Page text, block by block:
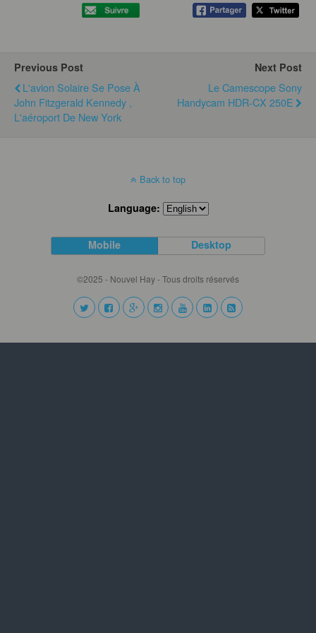
Previous Post
L'avion Solaire Se Pose À
John Fitzgerald Kennedy ,
L'aéroport De New York
Next Post
Le Camescope Sony
Handycam HDR-CX 250E
Back to top
Language:
Mobile Desktop
©2025 - Nouvel Hay - Tous droits réservés